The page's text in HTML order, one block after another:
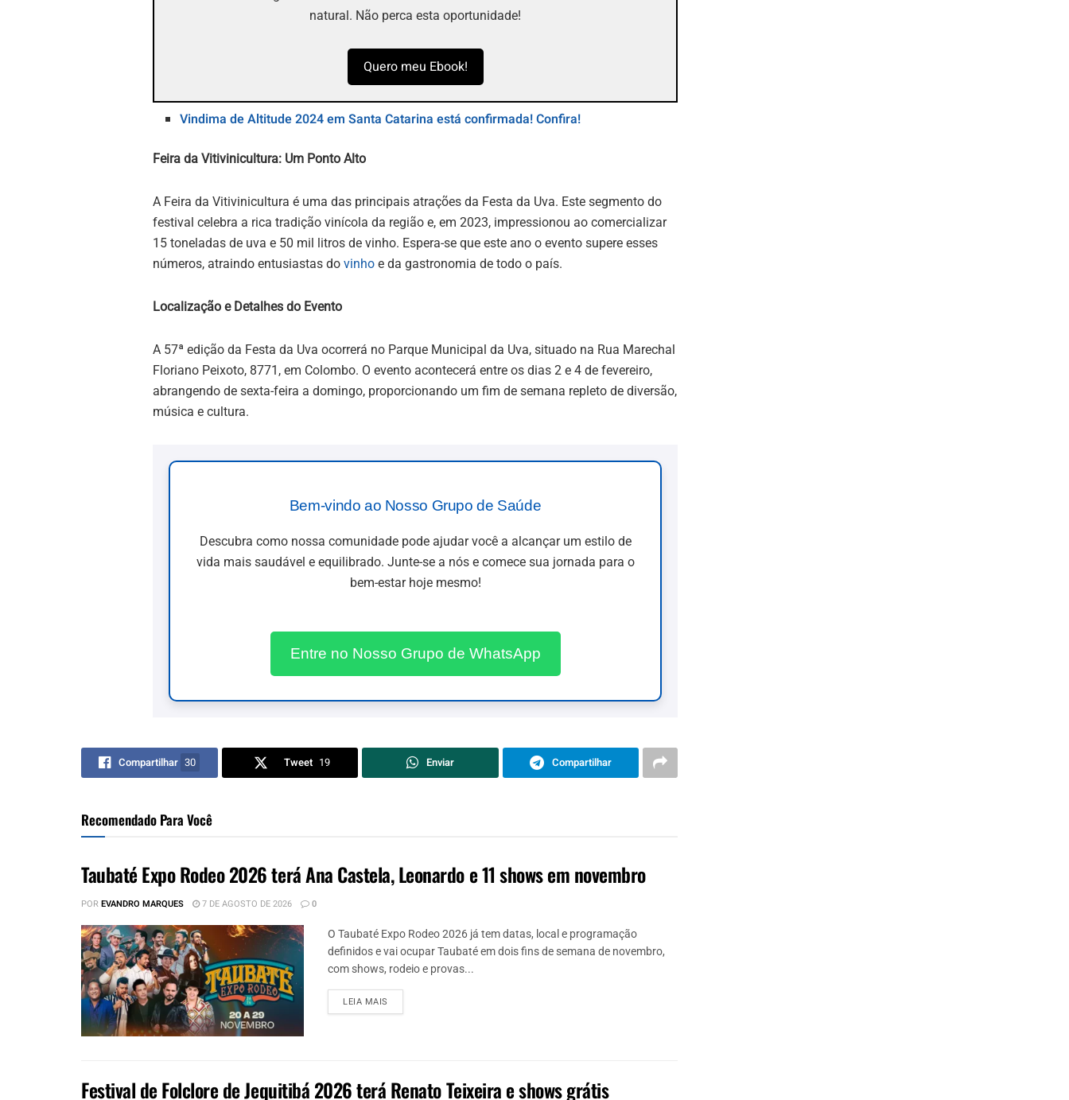
natural. Não perca esta oportunidade!
Quero meu Ebook!
Vindima de Altitude 2024 em Santa Catarina está confirmada! Confira!
Feira da Vitivinicultura: Um Ponto Alto
A Feira da Vitivinicultura é uma das principais atrações da Festa da Uva. Este segmento do
festival celebra a rica tradição vinícola da região e, em 2023, impressionou ao comercializar
15 toneladas de uva e 50 mil litros de vinho. Espera-se que este ano o evento supere esses
números, atraindo entusiastas do vinho e da gastronomia de todo o país.
Localização e Detalhes do Evento
A 57ª edição da Festa da Uva ocorrerá no Parque Municipal da Uva, situado na Rua Marechal
Floriano Peixoto, 8771, em Colombo. O evento acontecerá entre os dias 2 e 4 de fevereiro,
abrangendo de sexta-feira a domingo, proporcionando um fim de semana repleto de diversão,
música e cultura.
Bem-vindo ao Nosso Grupo de Saúde
Descubra como nossa comunidade pode ajudar você a alcançar um estilo de
vida mais saudável e equilibrado. Junte-se a nós e comece sua jornada para o
bem-estar hoje mesmo!
Entre no Nosso Grupo de WhatsApp
Compartilhar 30 Tweet 19 Enviar Compartilhar
Recomendado Para Você
Taubaté Expo Rodeo 2026 terá Ana Castela, Leonardo e 11 shows em novembro
POREVANDRO MARQUES 7 DE AGOSTO DE 2026 0
O Taubaté Expo Rodeo 2026 já tem datas, local e programação
definidos e vai ocupar Taubaté em dois fins de semana de novembro,
com shows, rodeio e provas...
LEIA MAIS
Festival de Folclore de Jequitibá 2026 terá Renato Teixeira e shows grátis